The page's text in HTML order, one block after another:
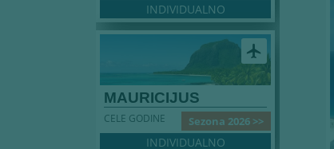
INDIVIDUALNO
airplanemode_active
MAURICIJUS
Sezona 2026 >>
CELE GODINE
INDIVIDUALNO